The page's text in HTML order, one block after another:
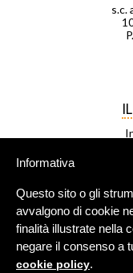
s.c.
Informativa
Questo sito o gli
avvalgono di cookie
finalità illustrate nella
negare il consenso a
cookie policy.